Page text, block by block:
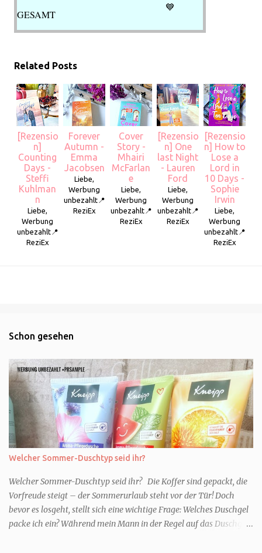
GESAMT
💙
Related Posts
[Rezensio
n]
Counting
Days -
Steffi
Kuhlman
n
Liebe,
Werbung
unbezahlt📍
ReziEx
Forever
Autumn -
Emma
Jacobsen
Liebe,
Werbung
unbezahlt📍
ReziEx
Cover
Story -
Mhairi
McFarlan
e
Liebe,
Werbung
unbezahlt📍
ReziEx
[Rezensio
n] One
last Night
- Lauren
Ford
Liebe,
Werbung
unbezahlt📍
ReziEx
[Rezensio
n] How to
Lose a
Lord in
10 Days -
Sophie
Irwin
Liebe,
Werbung
unbezahlt📍
ReziEx
Schon gesehen
Welcher Sommer-Duschtyp seid ihr?
Welcher Sommer-Duschtyp seid ihr? Die Koffer sind gepackt, die
Vorfreude steigt – der Sommerurlaub steht vor der Tür! Doch
bevor es losgeht, stellt sich eine wichtige Frage: Welches Duschgel
packe ich ein? Während mein Mann in der Regel auf das Duschgel